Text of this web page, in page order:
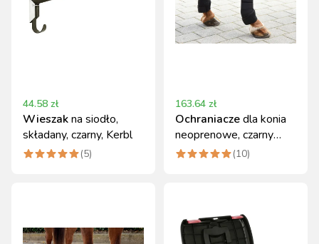
44.58 zł
Wieszakna siodło,
składany, czarny, Kerbl
(5)
163.64 zł
Ochraniaczedla konia
neoprenowe, czarny
rozmiar Full, Covalliero
(10)